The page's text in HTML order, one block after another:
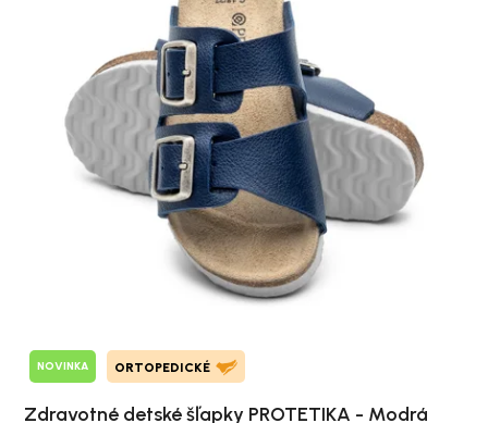
NOVINKA ORTOPEDICKÉ
Zdravotné detské šľapky PROTETIKA - Modrá